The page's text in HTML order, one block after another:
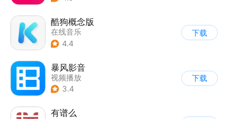
酷狗概念版
在线音乐
4.4
下载
暴风影音
视频播放
3.4
下载
有谱么